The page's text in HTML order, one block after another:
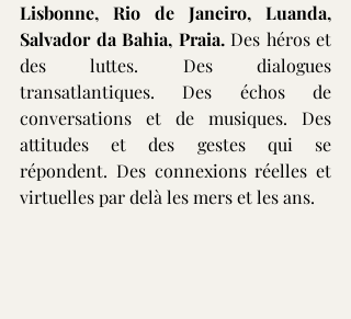
Lisbonne, Rio de Janeiro, Luanda,
Salvador da Bahia, Praia. Des héros et
des luttes. Des dialogues
transatlantiques. Des échos de
conversations et de musiques. Des
attitudes et des gestes qui se
répondent. Des connexions réelles et
virtuelles par delà les mers et les ans.